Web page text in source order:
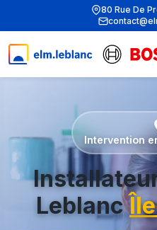
80 Rue De
Intervention
Leblanc